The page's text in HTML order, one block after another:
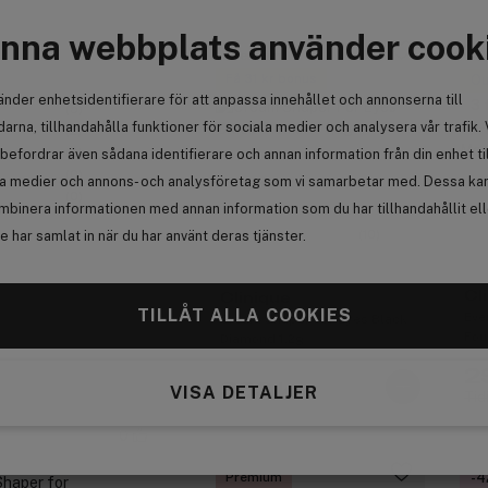
webbplats använder
enhetsidentifierare för att anpassa innehållet och annonserna till
tillhandahålla funktioner för sociala medier och analysera vår trafik.
även sådana identifierare och annan information från din enhet
medier och annons- och analysföretag som vi samarbetar med. Dessa
informationen med annan information som du har tillhandahållit
har samlat in när du har använt deras tjänster.
TILLÅT ALLA COOKIES
VISA DETALJER
Premium
Cream Shaper For Eyes Black
303 kr
-
Premium
-
(5)
(2)
(0)
(0)
for